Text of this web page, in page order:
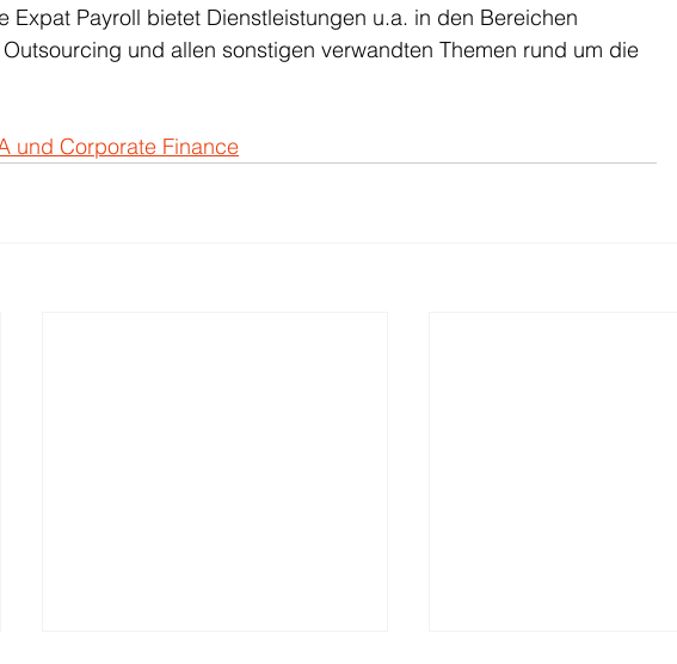
Expat Payroll bietet Dienstleistungen u.a. in den Bereichen
und allen sonstigen verwandten Themen rund um die
und Corporate Finance